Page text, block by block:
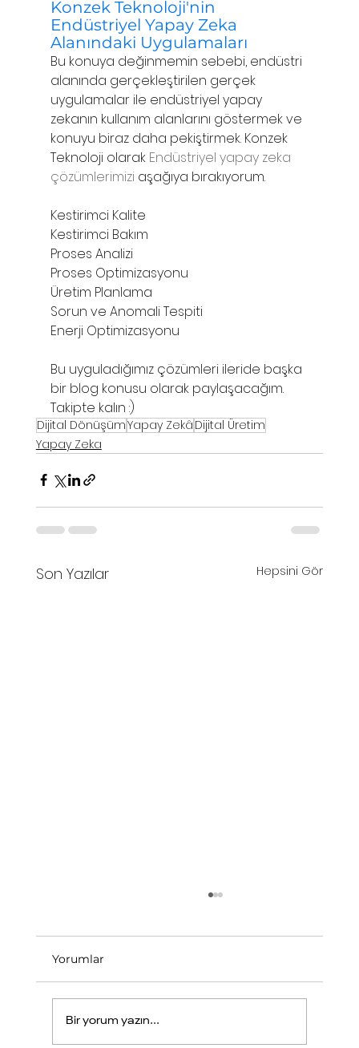
Konzek Teknoloji'nin
Endüstriyel Yapay Zeka
Alanındaki Uygulamaları
Bu konuya değinmemin sebebi, endüstri
alanında gerçekleştirilen gerçek
uygulamalar ile endüstriyel yapay
zekanın kullanım alanlarını göstermek ve
konuyu biraz daha pekiştirmek. Konzek
Teknoloji olarak Endüstriyel yapay zeka
çözümlerimizi aşağıya bırakıyorum.
Kestirimci Kalite
Kestirimci Bakım
Proses Analizi
Proses Optimizasyonu
Üretim Planlama
Sorun ve Anomali Tespiti
Enerji Optimizasyonu
Bu uyguladığımız çözümleri ileride başka
bir blog konusu olarak paylaşacağım.
Takipte kalın :)
Dijital DönüşümYapay Zekâ Dijital Üretim
Yapay Zeka
Son Yazılar Hepsini Gör
MES Nedir ?
Yorumlar
Bir yorum yazın...